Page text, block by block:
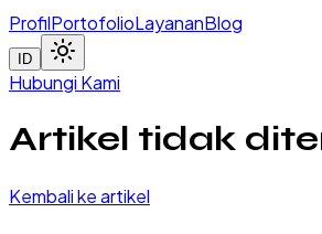
ProfilPortofolioLayananBlog
ID
Hubungi Kami
Artikel tidak
Kembali ke artikel